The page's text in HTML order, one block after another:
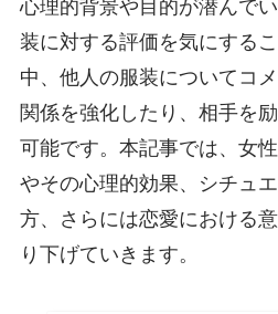
心理的背景や目的が潜んで
装に対する評価を気にする
中、他人の服装についてコ
関係を強化したり、相手を
可能です。本記事では、女
やその心理的効果、シチュ
方、さらには恋愛における
り下げていきます。